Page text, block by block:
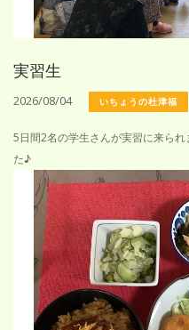
実習生
2026/08/04 いちょうの杜津福
5日間2名の学生さんが実習に来ら
た♪